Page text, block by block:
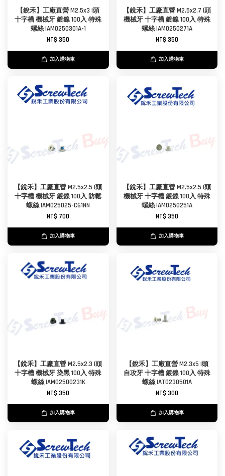
【銳禾】工廠直營 M2.5x3 I頭
十字槽 機械牙 鍍鎳 100入 特殊
螺絲 IAM0250301A-1
NT$ 350
加入購物車
【銳禾】工廠直營 M2.5x2.7 I頭
機械牙 十字槽 鍍鎳 100入 特殊
螺絲 IAM0250271A
NT$ 350
加入購物車
【銳禾】工廠直營 M2.5x2.5 I頭
十字槽 機械牙 鍍鎳 100入 防鬆
螺絲 IAM025025-C61NN
NT$ 700
加入購物車
【銳禾】工廠直營 M2.5x2.5 I頭
機械牙 十字槽 鍍鎳 100入 特殊
螺絲 IAM0250251A
NT$ 350
加入購物車
【銳禾】工廠直營 M2.5x2.3 I頭
十字槽 機械牙 染黑 100入 特殊
螺絲 IAM02500231K
NT$ 350
加入購物車
【銳禾】工廠直營 M2.3x5 I頭
自攻牙 十字槽 鍍鎳 100入 特殊
螺絲 IAT0230501A
NT$ 300
加入購物車